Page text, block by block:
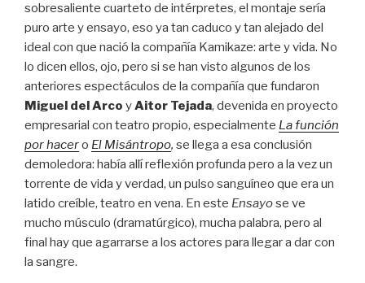
sobresaliente cuarteto de intérpretes, el montaje sería
puro arte y ensayo, eso ya tan caduco y tan alejado del
ideal con que nació la compañía Kamikaze: arte y vida. No
lo dicen ellos, ojo, pero si se han visto algunos de los
anteriores espectáculos de la compañía que fundaron
Miguel del Arco yAitor Tejada, devenida en proyecto
empresarial con teatro propio, especialmente La función
por hacero El Misántropo, se llega a esa conclusión
demoledora: había allí reflexión profunda pero a la vez un
torrente de vida y verdad, un pulso sanguíneo que era un
latido creíble, teatro en vena. En este Ensayose ve
mucho músculo (dramatúrgico), mucha palabra, pero al
final hay que agarrarse a los actores para llegar a dar con
la sangre.